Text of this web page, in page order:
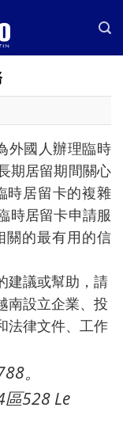
外國人辦理臨時
期居留期間關心
時居留卡的複雜
時居留卡申請服
關的最有用的信
建議或幫助，請
南設立企業、投
法律文件、工作
。
528 Le